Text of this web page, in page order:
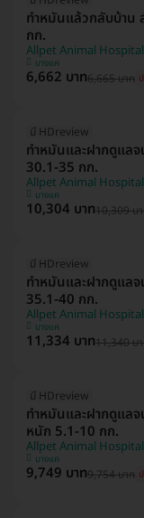
ทำหมันแล้วกลับบ้าน
กก.
Allpet Animal Hospital
บางแค
6,662 บาท6,665 บาท
มี HDreview
ทำหมันและฝากดูแล
30.1-35 กก.
Allpet Animal Hospital
บางแค
10,304 บาท10,309 บ
มี HDreview
ทำหมันและฝากดูแล
35.1-40 กก.
Allpet Animal Hospital
บางแค
11,334 บาท11,340 บ
มี HDreview
ทำหมันและฝากดูแล
หนัก 5.1-10 กก.
Allpet Animal Hospital
บางแค
9,749 บาท9,754 บาท